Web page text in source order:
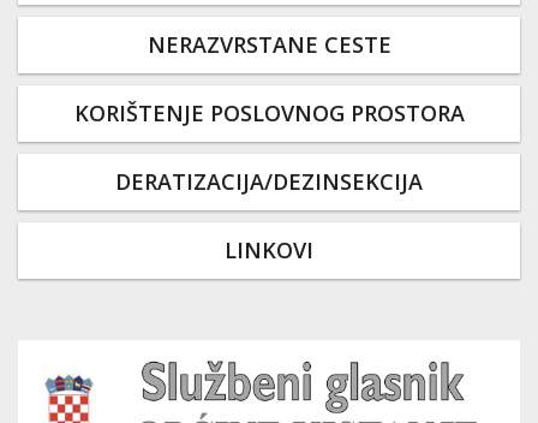
NERAZVRSTANE CESTE
KORIŠTENJE POSLOVNOG PROSTORA
DERATIZACIJA/DEZINSEKCIJA
LINKOVI